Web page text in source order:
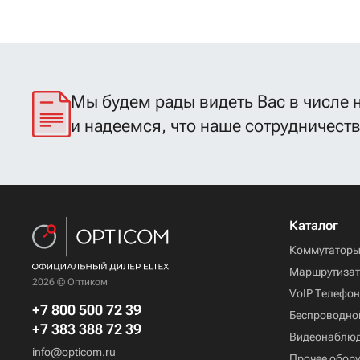
Мы будем рады видеть Вас в числе
и надеемся, что наше
2026 © Оптиком
+7 800 500 72 39
+7 383 388 72 39
info@opticom.ru
Каталог
Коммутаторы
VoIP